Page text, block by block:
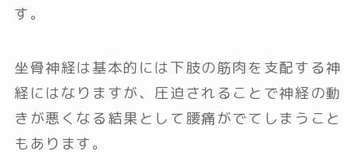
す。
坐骨神経は基本的には下肢の筋肉を支配する神
経にはなりますが、圧迫されることで神経の動
きが悪くなる結果として腰痛がでてしまうこと
もあります。